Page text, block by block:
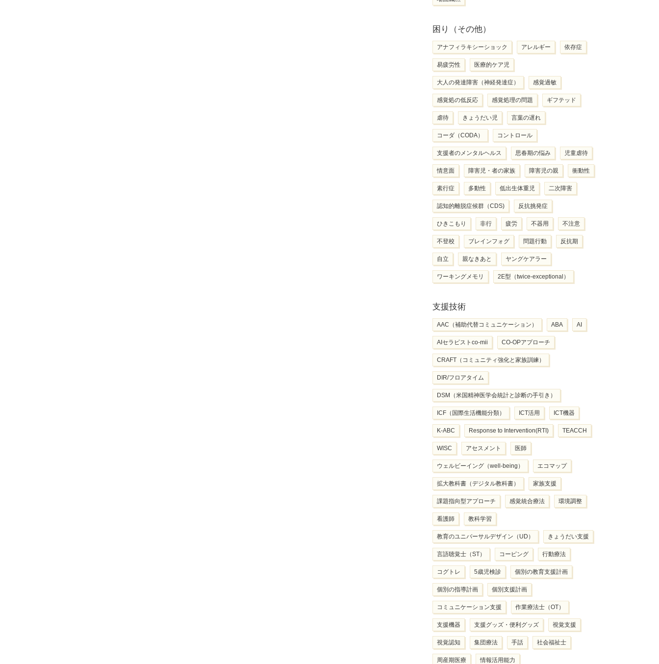
困り（その他）
アナフィラキシーショック アレルギー 依存症
易疲労性 医療的ケア児
大人の発達障害（神経発達症） 感覚過敏
感覚処の低反応 感覚処理の問題 ギフテッド
虐待 きょうだい児 言葉の遅れ
コーダ（CODA） コントロール
支援者のメンタルヘルス 思春期の悩み 児童虐待
情意面 障害児・者の家族 障害児の親 衝動性
素行症 多動性 低出生体重児 二次障害
認知的離脱症候群（CDS) 反抗挑発症
ひきこもり 非行 疲労 不器用 不注意
不登校 ブレインフォグ 問題行動 反抗期
自立 親なきあと ヤングケアラー
ワーキングメモリ 2E型（twice-exceptional）
支援技術
AAC（補助代替コミュニケーション） ABA AI
AIセラピストco-mii CO-OPアプローチ
CRAFT（コミュニティ強化と家族訓練）
DIR/フロアタイム
DSM（米国精神医学会統計と診断の手引き）
ICF（国際生活機能分類） ICT活用 ICT機器
K-ABC Response to Intervention(RTI) TEACCH
WISC アセスメント 医師
ウェルビーイング（well-being） エコマップ
拡大教科書（デジタル教科書） 家族支援
課題指向型アプローチ 感覚統合療法 環境調整
看護師 教科学習
教育のユニバーサルデザイン（UD） きょうだい支援
言語聴覚士（ST） コーピング 行動療法
コグトレ 5歳児検診 個別の教育支援計画
個別の指導計画 個別支援計画
コミュニケーション支援 作業療法士（OT）
支援機器 支援グッズ・便利グッズ 視覚支援
視覚認知 集団療法 手話 社会福祉士
周産期医療 情報活用能力